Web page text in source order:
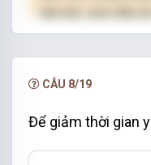
hạn.
CÂU 8/19
Để giảm thời gian